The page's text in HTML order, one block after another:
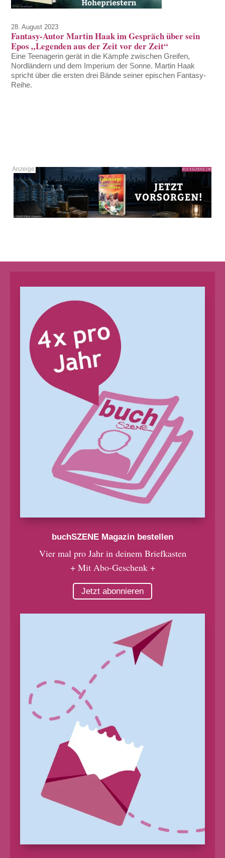
28. August 2023
Fantasy-Autor Martin Haak im Gespräch über sein
Epos „Legenden aus der Zeit vor der Zeit“
Eine Teenagerin gerät in die Kämpfe zwischen Greifen,
Nordländern und dem Imperium der Sonne. Martin Haak
spricht über die ersten drei Bände seiner epischen Fantasy-
Reihe.
buchSZENE Magazin bestellen
Vier mal pro Jahr in deinem Briefkasten
+ Mit Abo-Geschenk +
Jetzt abonnieren